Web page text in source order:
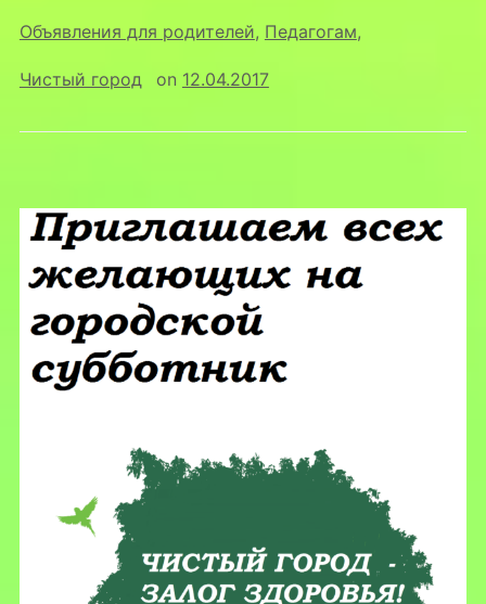
Объявления для родителей, Педагогам,
Чистый город on 12.04.2017